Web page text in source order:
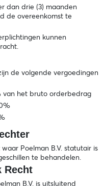
dan drie (3) maanden
de overeenkomst te
kunnen
de volgende vergoedingen
van het bruto orderbedrag
Poelman B.V. statutair is
te behandelen.
Recht
B.V. is uitsluitend